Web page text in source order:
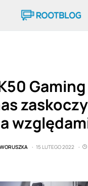
15 LUTEGO 2022